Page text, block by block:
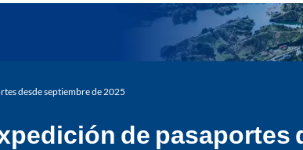
desde septiembre de 2025
de pasaportes